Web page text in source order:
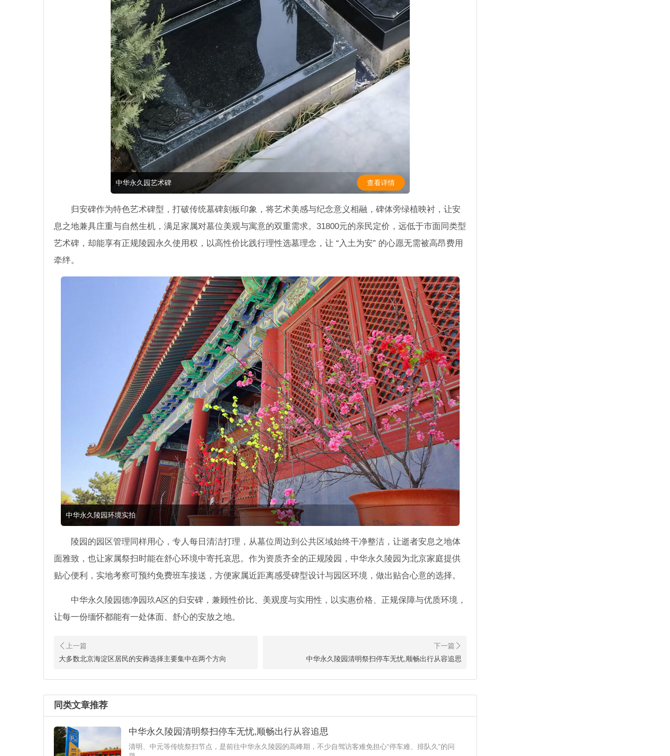
中华永久园艺术碑 查看详情
归安碑作为特色艺术碑型，打破传统墓碑刻板印象，将艺术美感与纪念意义相融，碑体旁绿植映衬，让安
息之地兼具庄重与自然生机，满足家属对墓位美观与寓意的双重需求。31800元的亲民定价，远低于市面同类型
艺术碑，却能享有正规陵园永久使用权，以高性价比践行理性选墓理念，让 “入土为安” 的心愿无需被高昂费用
牵绊。
中华永久陵园环境实拍
陵园的园区管理同样用心，专人每日清洁打理，从墓位周边到公共区域始终干净整洁，让逝者安息之地体
面雅致，也让家属祭扫时能在舒心环境中寄托哀思。作为资质齐全的正规陵园，中华永久陵园为北京家庭提供
贴心便利，实地考察可预约免费班车接送，方便家属近距离感受碑型设计与园区环境，做出贴合心意的选择。
中华永久陵园德净园玖A区的归安碑，兼顾性价比、美观度与实用性，以实惠价格、正规保障与优质环境，
让每一份缅怀都能有一处体面、舒心的安放之地。
大多数北京海淀区居民的安葬选择主要集中在两个方向 中华永久陵园清明祭扫停车无忧,顺畅出行从容追思
同类文章推荐
中华永久陵园清明祭扫停车无忧,顺畅出行从容追思
清明、中元等传统祭扫节点，是前往中华永久陵园的高峰期，不少自驾访客难免担心“停车难、排队久”的问